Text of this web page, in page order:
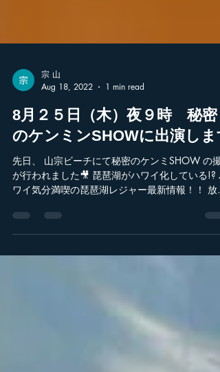
宗 山
Aug 18, 2022
1 min read
8月２５日（木）夜９時 秘密
のケンミンSHOWに出演しま
先日、 山宗ビーチにて秘密のケンミSHOW の撮
が行われました🎥 琵琶湖がハワイ化している!? ハ
らないかもしれませんが、是非ご覧ください♪ 読売